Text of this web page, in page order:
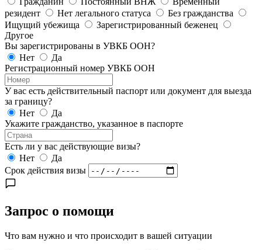
резидент
Нет легального статуса
Без гражданства
Ищущий убежища
Зарегистрированный беженец
Другое
Вы зарегистрированы в УВКБ ООН?
Нет
Да
Регистрационный номер УВКБ ООН
У вас есть действительный паспорт или документ для выезда
за границу?
Нет
Да
Укажите гражданство, указанное в паспорте
Есть ли у вас действующие визы?
Нет
Да
Срок действия визы
Запрос о помощи
Что вам нужно и что происходит в вашей ситуации